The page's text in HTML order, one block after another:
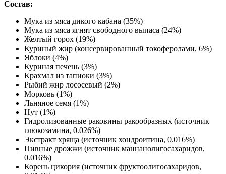
Состав:
Мука из мяса дикого кабана (35%)
Мука из мяса ягнят свободного выпаса (24%)
Желтый горох (19%)
Куриный жир (консервированный токоферолами, 6%)
Яблоки (4%)
Куриная печень (3%)
Крахмал из тапиоки (3%)
Рыбий жир лососевый (2%)
Морковь (1%)
Льняное семя (1%)
Нут (1%)
Гидролизованные раковины ракообразных (источник
глюкозамина, 0.026%)
Экстракт хряща (источник хондроитина, 0.016%)
Пивные дрожжи (источник маннанолигосахаридов,
0.016%)
Корень цикория (источник фруктоолигосахаридов,